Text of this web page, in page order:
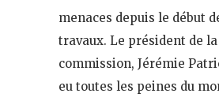
menaces depuis le début
travaux. Le président de la
commission, Jérémie
eu toutes les peines du